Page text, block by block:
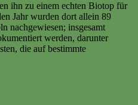
ihn zu einem echten Biotop für
Jahr wurden dort allein 89
nachgewiesen; insgesamt
werden, darunter
die auf bestimmte